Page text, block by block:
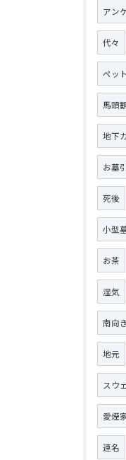
アン
代々
ペッ
馬頭
地下
お墓
死後
小型
お茶
湿気
南向き
地元
スウ
愛煙
連名